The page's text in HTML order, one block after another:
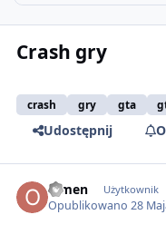
Crash gry
crash gry gta
Udostępnij
olmen Użytkownik
Opublikowano28